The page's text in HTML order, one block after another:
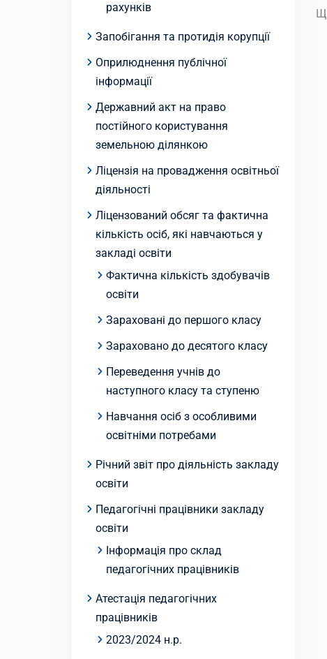
рахунків
Запобігання та протидія корупції
Оприлюднення публічної
інформації
Державний акт на право
постійного користування
земельною ділянкою
Ліцензія на провадження освітньої
діяльності
Ліцензований обсяг та фактична
кількість осіб, які навчаються у
закладі освіти
Фактична кількість здобувачів
освіти
Зараховані до першого класу
Зараховано до десятого класу
Переведення учнів до
наступного класу та ступеню
Навчання осіб з особливими
освітніми потребами
Річний звіт про діяльність закладу
освіти
Педагогічні працівники закладу
освіти
Інформація про склад
педагогічних працівників
Атестація педагогічних
працівників
2023/2024 н.р.